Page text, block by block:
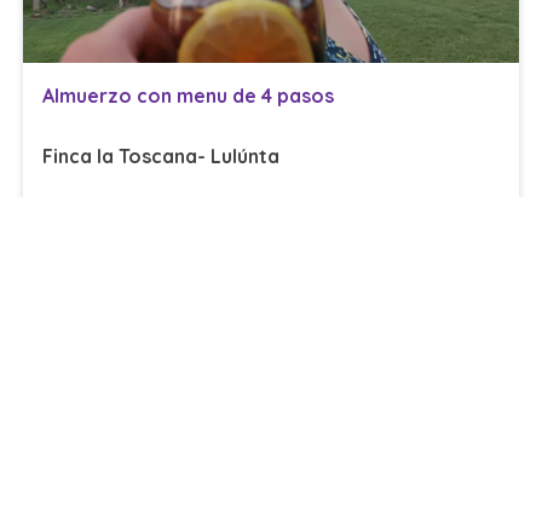
Almuerzo con menu de 4 pasos
Finca la Toscana- Lulúnta